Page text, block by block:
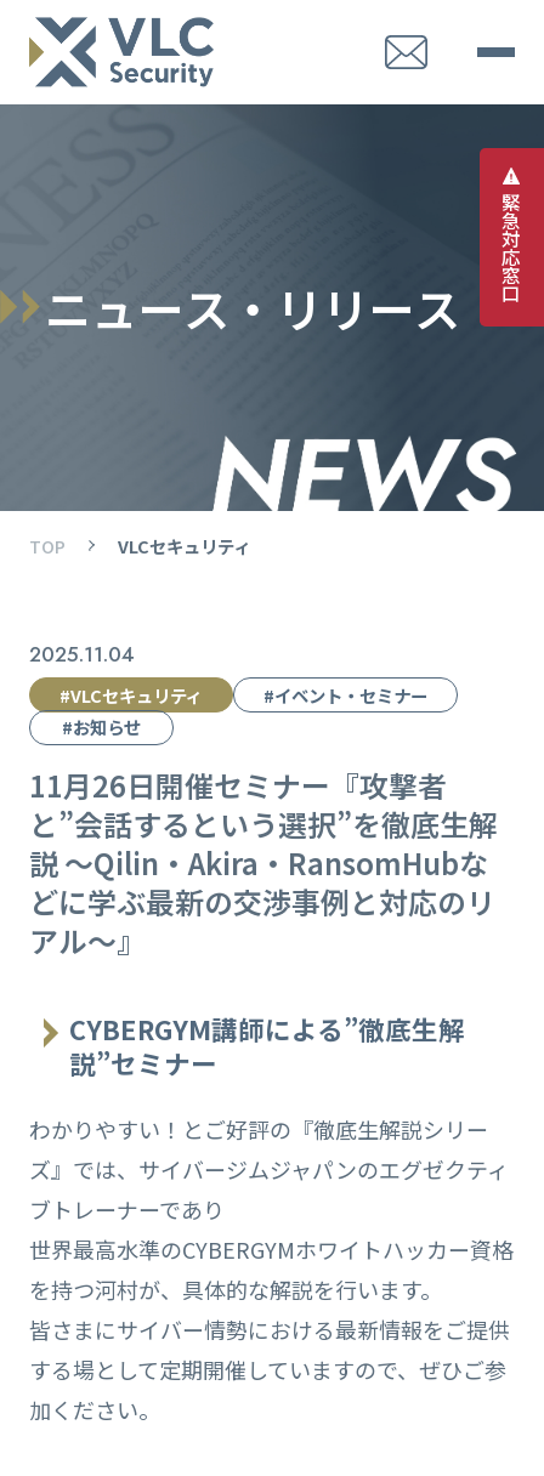
緊
急
対
応
窓
口
ニュース ・ リ リ ース
TOP VLCセキュリティ
2025.11.04
#VLCセキュリティ
#イベント・セミナー
#お知らせ
11月26日開催セミナー『攻撃者
と”会話するという選択”を徹底生解
説 〜Qilin・Akira・RansomHubな
どに学ぶ最新の交渉事例と対応のリ
アル〜』
CYBERGYM講師による”徹底生解
説”セミナー
わかりやすい！とご好評の『徹底生解説シリー
ズ』では、サイバージムジャパンのエグゼクティ
ブトレーナーであり
世界最高水準のCYBERGYMホワイトハッカー資格
を持つ河村が、具体的な解説を行います。
皆さまにサイバー情勢における最新情報をご提供
する場として定期開催していますので、ぜひご参
加ください。